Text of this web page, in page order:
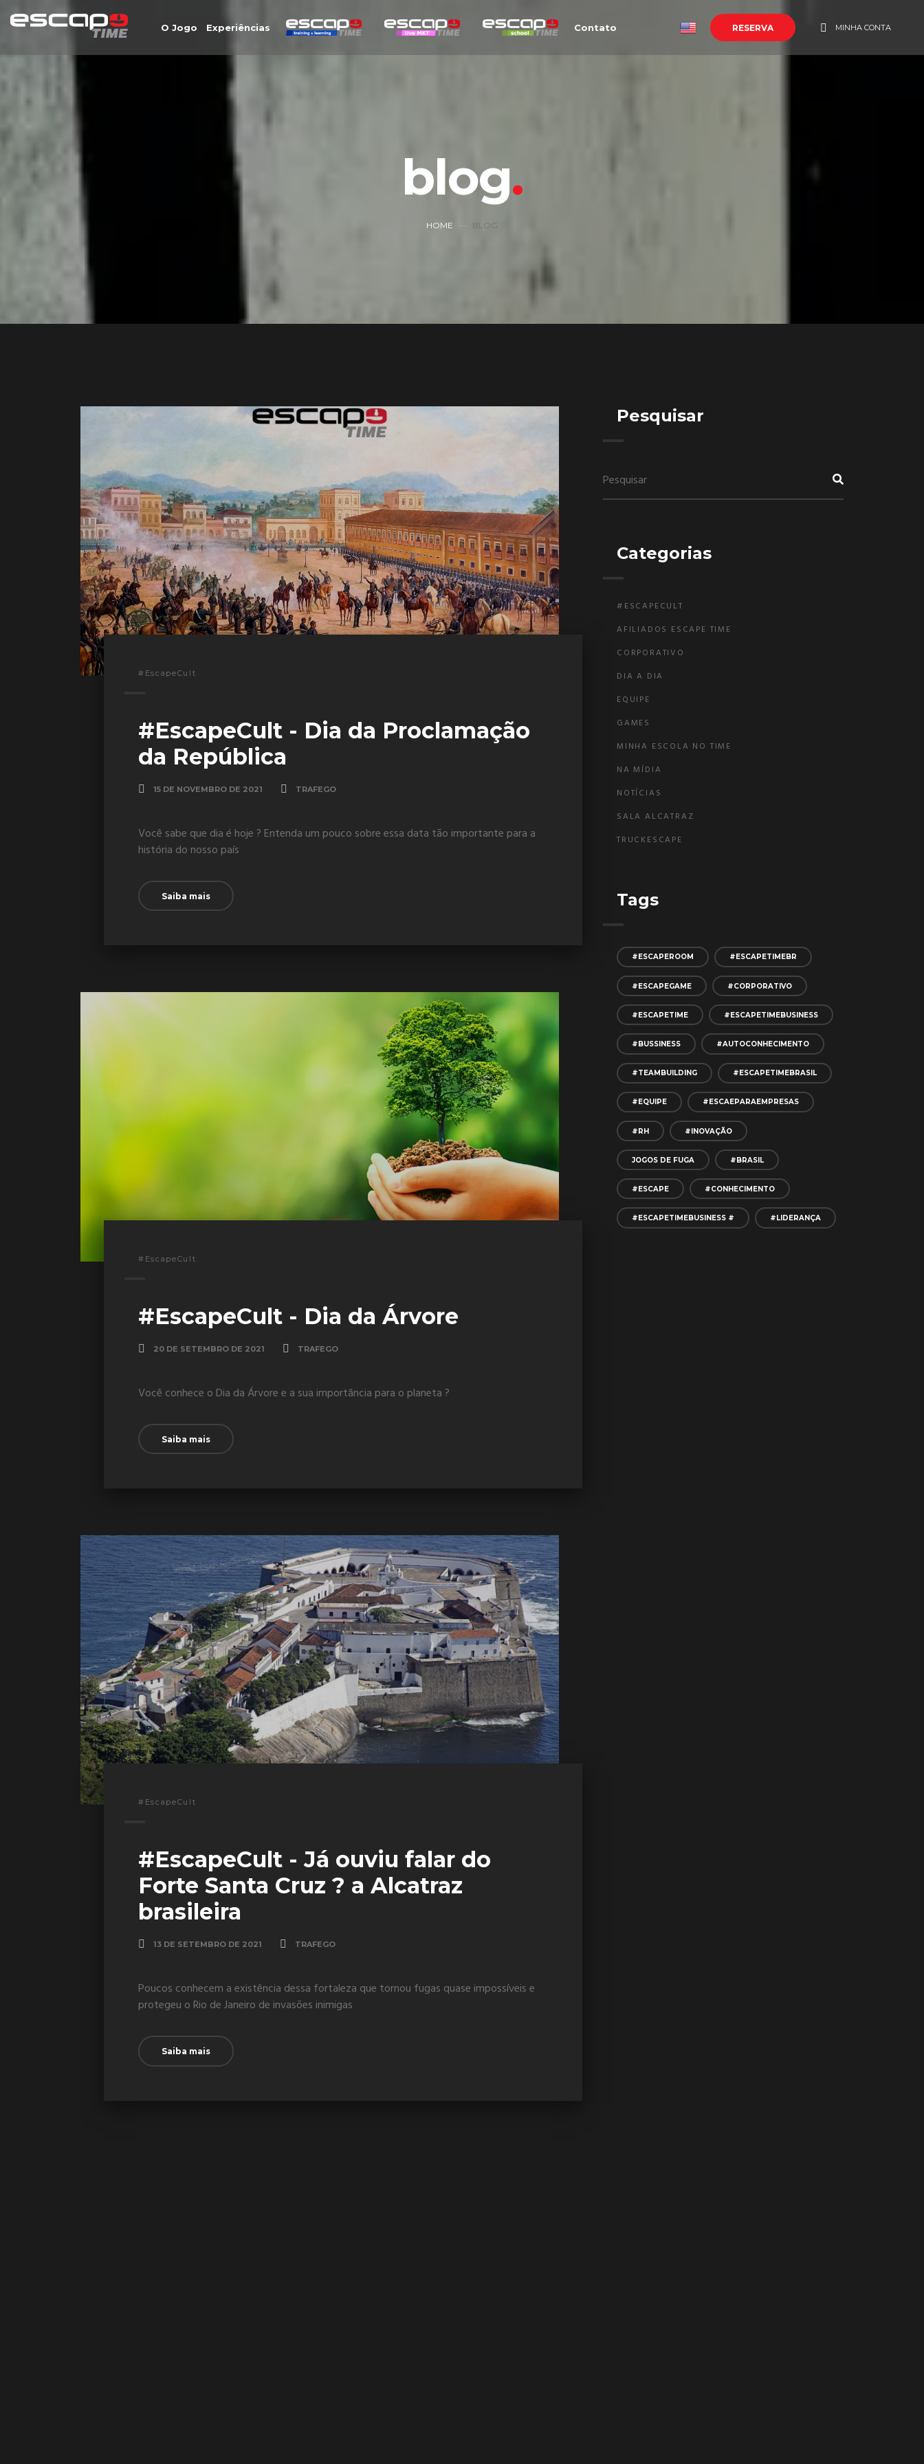
O Jogo Experiências Contato RESERVA MINHA CONTA
blog
HOME BLOG
#EscapeCult
#EscapeCult - Dia da Proclamação
da República
15 DE NOVEMBRO DE 2021 TRAFEGO
Você sabe que dia é hoje ? Entenda um pouco sobre essa data tão importante para a
história do nosso país
Saiba mais
#EscapeCult
#EscapeCult - Dia da Árvore
20 DE SETEMBRO DE 2021 TRAFEGO
Você conhece o Dia da Árvore e a sua importância para o planeta ?
Saiba mais
#EscapeCult
#EscapeCult - Já ouviu falar do
Forte Santa Cruz ? a Alcatraz
brasileira
13 DE SETEMBRO DE 2021 TRAFEGO
Poucos conhecem a existência dessa fortaleza que tornou fugas quase impossíveis e
protegeu o Rio de Janeiro de invasões inimigas
Saiba mais
Pesquisar
Categorias
#ESCAPECULT
AFILIADOS ESCAPE TIME
CORPORATIVO
DIA A DIA
EQUIPE
GAMES
MINHA ESCOLA NO TIME
NA MÍDIA
NOTÍCIAS
SALA ALCATRAZ
TRUCKESCAPE
Tags
#ESCAPEROOM #ESCAPETIMEBR
#ESCAPEGAME #CORPORATIVO
#ESCAPETIME #ESCAPETIMEBUSINESS
#BUSSINESS #AUTOCONHECIMENTO
#TEAMBUILDING #ESCAPETIMEBRASIL
#EQUIPE #ESCAEPARAEMPRESAS
#RH #INOVAÇÃO
JOGOS DE FUGA #BRASIL
#ESCAPE #CONHECIMENTO
#ESCAPETIMEBUSINESS # #LIDERANÇA